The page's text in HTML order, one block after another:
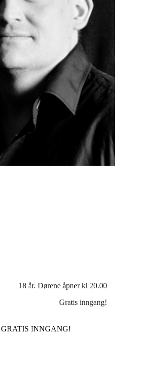
18 år. Dørene åpner kl 20.00
Gratis inngang!
GRATIS INNGANG!